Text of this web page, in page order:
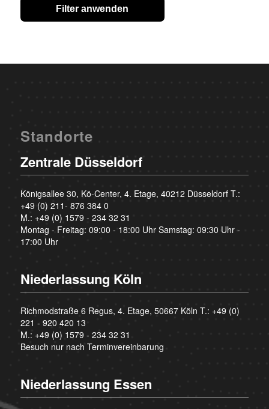
Filter anwenden
Standorte
Zentrale Düsseldorf
Königsallee 30, Kö-Center, 4. Etage, 40212 Düsseldorf T.:
+49 (0) 211- 876 384 0
M.: +49 (0) 1579 - 234 32 31
Montag - Freitag: 09:00 - 18:00 Uhr Samstag: 09:30 Uhr -
17:00 Uhr
Niederlassung Köln
Richmodstraße 6 Regus, 4. Etage, 50667 Köln T.: +49 (0)
221 - 920 420 13
M.: +49 (0) 1579 - 234 32 31
Besuch nur nach Terminvereinbarung
Niederlassung Essen